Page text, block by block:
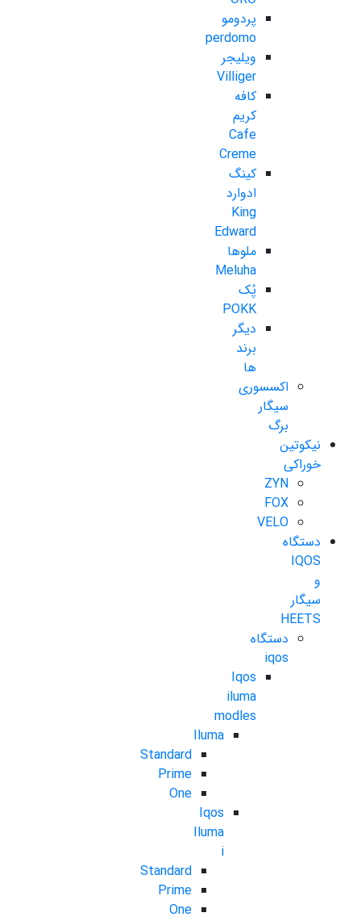
پردومو
perdomo
ویلیجر
Villiger
کافه
کریم
Cafe
Creme
کینگ
ادوارد
King
Edward
ملوها
Meluha
پُک
POKK
دیگر
برند
ها
اکسسوری
سیگار
برگ
نیکوتین
خوراکی
ZYN
FOX
VELO
دستگاه
IQOS
و
سیگار
HEETS
دستگاه
iqos
Iqos
iluma
modles
Iluma
Standard
Prime
One
Iqos
Iluma
i
Standard
Prime
One